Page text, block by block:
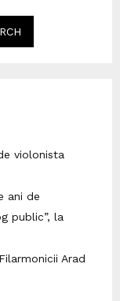
violonista
ani de
public”, la
Arad